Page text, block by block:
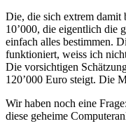
Die, die sich extrem damit
10’000, die eigentlich die
einfach alles bestimmen.
funktioniert, weiss ich
Die vorsichtigen
120’000 Euro steigt. Die
Wir haben noch eine
diese geheime